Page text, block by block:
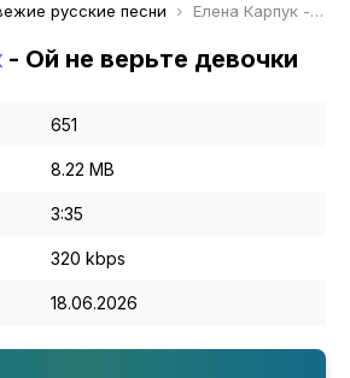
русские песни Елена Карпук - Ой не верьте девочки
- Ой не верьте девочки
651
8.22 MB
3:35
320 kbps
18.06.2026